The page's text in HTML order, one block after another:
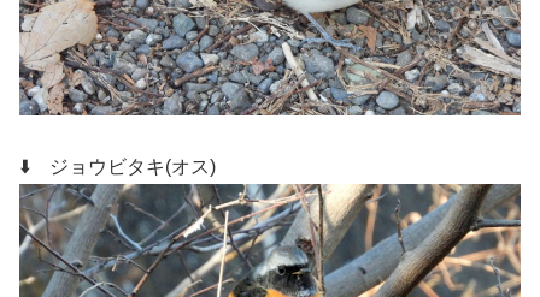
⬇️ ジョウビタキ(オス)